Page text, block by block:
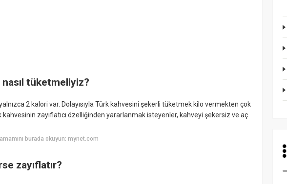
tüketmeliyiz?
2 kalori var. Dolayısıyla Türk kahvesini şekerli tüketmek kilo vermekten çok
zayıflatıcı özelliğinden yararlanmak isteyenler, kahveyi şekersiz ve aç
burada okuyun: mynet.com
zayıflatır?